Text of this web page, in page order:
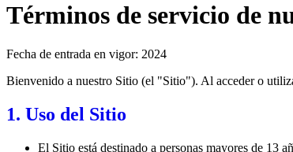
Términos de servicio de
Fecha de entrada en vigor: 2024
Bienvenido a nuestro Sitio (el "Sitio"). Al acceder o
1. Uso del Sitio
El Sitio está destinado a personas mayores de 13